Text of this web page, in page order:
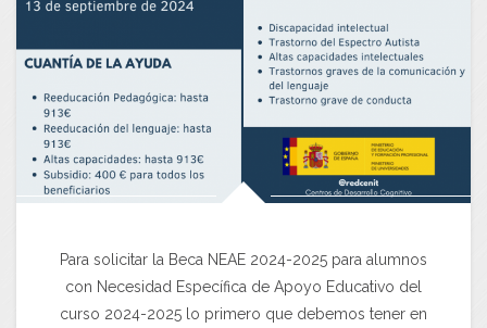
Para solicitar la Beca NEAE 2024-2025 para alumnos
con Necesidad Específica de Apoyo Educativo del
curso 2024-2025 lo primero que debemos tener en